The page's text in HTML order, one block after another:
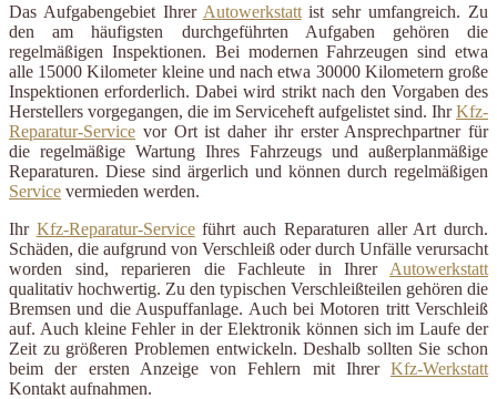
Das Aufgabengebiet Ihrer Autowerkstattist sehr umfangreich. Zu
den am häufigsten durchgeführten Aufgaben gehören die
regelmäßigen Inspektionen. Bei modernen Fahrzeugen sind etwa
alle 15000 Kilometer kleine und nach etwa 30000 Kilometern große
Inspektionen erforderlich. Dabei wird strikt nach den Vorgaben des
Herstellers vorgegangen, die im Serviceheft aufgelistet sind. IhrKfz-
Reparatur-Service vor Ort ist daher ihr erster Ansprechpartner für
die regelmäßige Wartung Ihres Fahrzeugs und außerplanmäßige
Reparaturen. Diese sind ärgerlich und können durch regelmäßigen
Service vermieden werden.
Ihr Kfz-Reparatur-Serviceführt auch Reparaturen aller Art durch.
Schäden, die aufgrund von Verschleiß oder durch Unfälle verursacht
worden sind, reparieren die Fachleute in Ihrer Autowerkstatt
qualitativ hochwertig. Zu den typischen Verschleißteilen gehören die
Bremsen und die Auspuffanlage. Auch bei Motoren tritt Verschleiß
auf. Auch kleine Fehler in der Elektronik können sich im Laufe der
Zeit zu größeren Problemen entwickeln. Deshalb sollten Sie schon
beim der ersten Anzeige von Fehlern mit Ihrer Kfz-Werkstatt
Kontakt aufnahmen.